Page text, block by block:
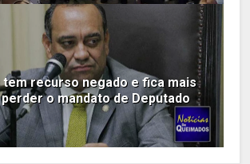
tem recurso negado e fica mais
o mandato de Deputado